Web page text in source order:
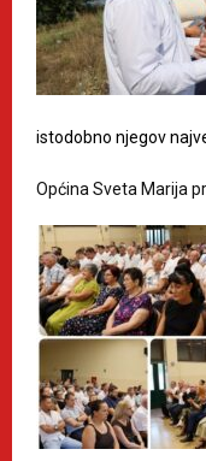
istodobno njegov
Općina Sveta Marija